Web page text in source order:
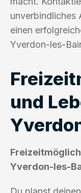
unverbindliches
einen
Yverdon-les-
und
Yverdon-les-